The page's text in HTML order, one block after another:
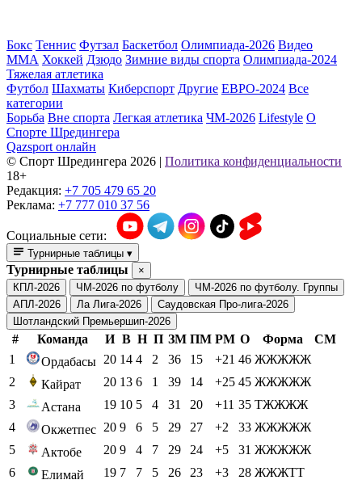
Бокс Теннис Футзал Баскетбол Олимпиада-2026 Видео
ММА Хоккей Дзюдо Зимние виды спорта Олимпиада-2024
Тяжелая атлетика
Футбол Шахматы Киберспорт Другие ЕВРО-2024 Все
категории
Борьба Вне спорта Легкая атлетика ЧМ-2026 Lifestyle О
Спорте Шредингера
Qazsport онлайн
© Cпорт Шредингера 2026 | Политика конфиденциальности
18+
Редакция: +7 705 479 65 20
Реклама: +7 777 010 37 56
Социальные сети:
Турнирные таблицы ▾
Турнирные таблицы
×
КПЛ-2026
ЧМ-2026 по футболу
ЧМ-2026 по футболу. Группы
АПЛ-2026
Ла Лига-2026
Саудовская Про-лига-2026
Шотландский Премьершип-2026
# Команда И В Н П ЗМ ПМ РМ О Форма
СМ
1
Ордабасы 20 14 4 2 36 15 +21 46 ЖЖЖЖЖ
2
Кайрат 20 13 6 1 39 14 +25 45 ЖЖЖЖЖ
3
Астана 19 10 5 4 31 20 +11 35 ТЖЖЖЖ
4
Окжетпес 20 9 6 5 29 27 +2 33 ЖЖЖЖЖ
5
Актобе 20 9 4 7 29 24 +5 31 ЖЖЖЖЖ
6
Елимай 19 7 7 5 26 23 +3 28 ЖЖЖТТ